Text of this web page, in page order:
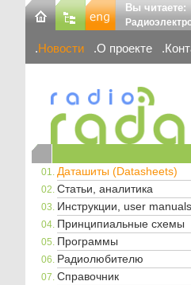
Вы читаете:
Новости О проекте
Даташиты (Datasheets)
Статьи, аналитика
Инструкции, user manuals
Принципиальные схемы
Программы
Радиолюбителю
Справочник